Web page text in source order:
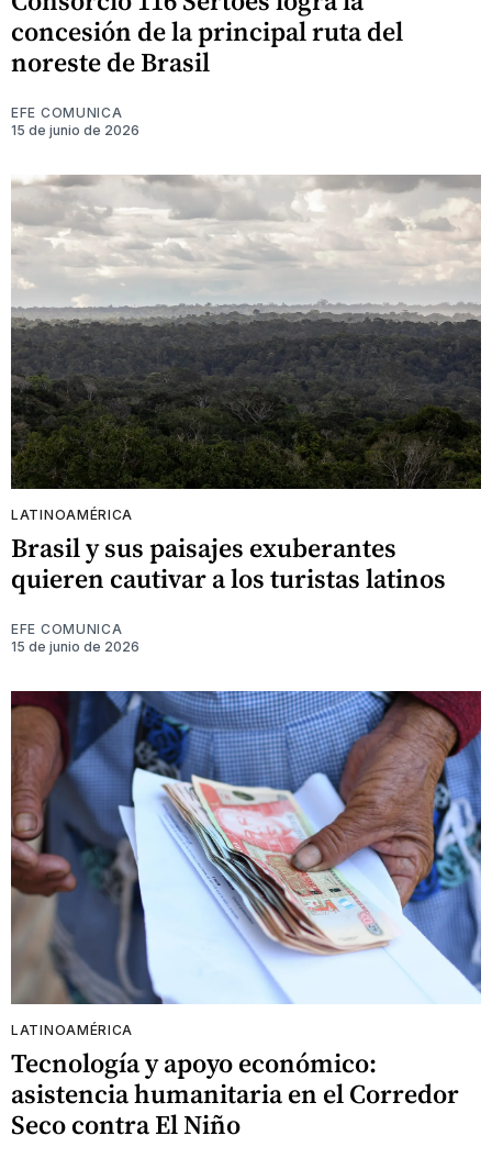
concesión de la principal ruta del
noreste de Brasil
EFE COMUNICA
15 de junio de 2026
LATINOAMÉRICA
Brasil y sus paisajes exuberantes
quieren cautivar a los turistas latinos
EFE COMUNICA
15 de junio de 2026
LATINOAMÉRICA
Tecnología y apoyo económico:
asistencia humanitaria en el Corredor
Seco contra El Niño